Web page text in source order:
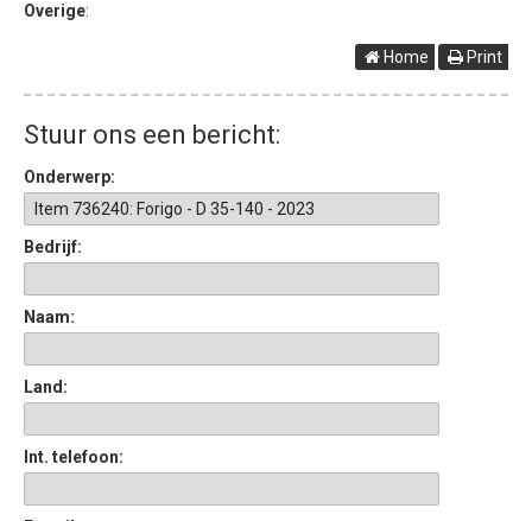
Overige:
Home Print
Stuur ons een bericht:
Onderwerp:
Bedrijf:
Naam:
Land:
Int. telefoon: